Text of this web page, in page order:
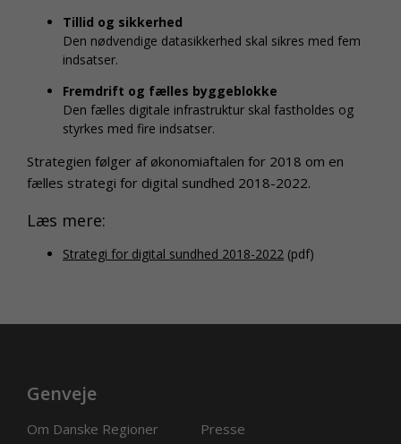
Tillid og sikkerhed
Den nødvendige datasikkerhed skal sikres med fem
indsatser.
Fremdrift og fælles byggeblokke
Den fælles digitale infrastruktur skal fastholdes og
styrkes med fire indsatser.
Strategien følger af økonomiaftalen for 2018 om en
fælles strategi for digital sundhed 2018-2022.
Læs mere:
Strategi for digital sundhed 2018-2022 (pdf)
Genveje
Om Danske Regioner
Presse